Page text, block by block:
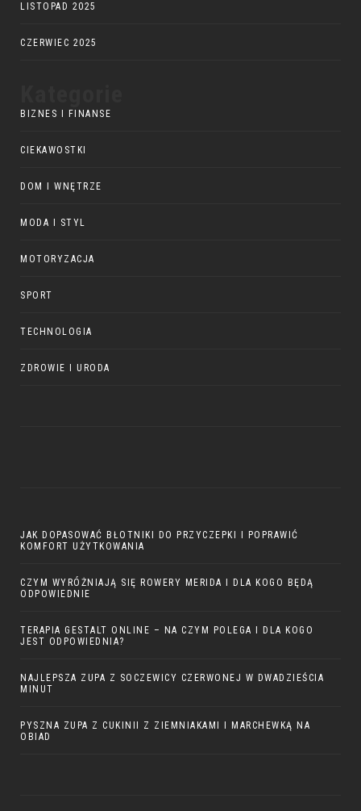
LISTOPAD 2025
CZERWIEC 2025
BIZNES I FINANSE
CIEKAWOSTKI
DOM I WNĘTRZE
MODA I STYL
MOTORYZACJA
SPORT
TECHNOLOGIA
ZDROWIE I URODA
JAK DOPASOWAĆ BŁOTNIKI DO PRZYCZEPKI I POPRAWIĆ
KOMFORT UŻYTKOWANIA
CZYM WYRÓŻNIAJĄ SIĘ ROWERY MERIDA I DLA KOGO BĘDĄ
ODPOWIEDNIE
TERAPIA GESTALT ONLINE – NA CZYM POLEGA I DLA KOGO
JEST ODPOWIEDNIA?
NAJLEPSZA ZUPA Z SOCZEWICY CZERWONEJ W DWADZIEŚCIA
MINUT
PYSZNA ZUPA Z CUKINII Z ZIEMNIAKAMI I MARCHEWKĄ NA
OBIAD